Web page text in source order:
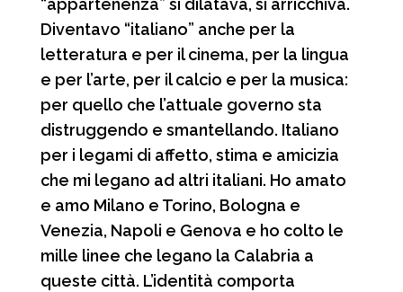
“appartenenza” si dilatava, si arricchiva.
Diventavo “italiano” anche per la
letteratura e per il cinema, per la lingua
e per l’arte, per il calcio e per la musica:
per quello che l’attuale governo sta
distruggendo e smantellando. Italiano
per i legami di affetto, stima e amicizia
che mi legano ad altri italiani. Ho amato
e amo Milano e Torino, Bologna e
Venezia, Napoli e Genova e ho colto le
mille linee che legano la Calabria a
queste città. L’identità comporta